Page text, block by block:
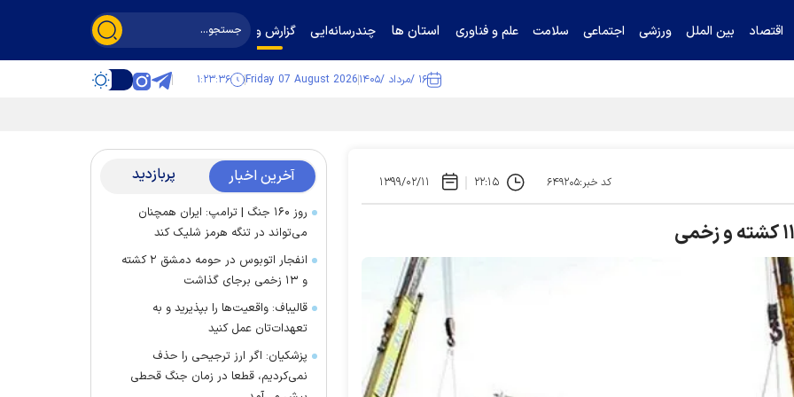
اقتصاد بین الملل ورزشی اجتماعی سلامت علم و فناوری استان ها چندرسانه‌ایی گزارش و گفت‌وگو
۱۶ /مرداد /۱۴۰۵ Friday 07 August 2026 ۱:۲۳:۳۷
کد خبر:۶۴۹۲۰۵ ۲۲:۱۵ ۱۳۹۹/۰۲/۱۱ آخرین اخبار پربازدید
روز ۱۶۰ جنگ | ترامپ: ایران همچنان
می‌تواند در تنگه هرمز شلیک کند
انفجار اتوبوس در حومه دمشق ۲ کشته
و ۱۳ زخمی برجای گذاشت
قالیباف: واقعیت‌ها را بپذیرید و به
تعهدات‌تان عمل کنید
پزشکیان: اگر ارز ترجیحی را حذف
نمی‌کردیم، قطعا در زمان جنگ قحطی